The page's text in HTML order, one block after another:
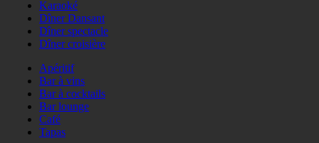
Karaoké
Dîner Dansant
Dîner spectacle
Dîner croisière
Apéritif
Bar à vins
Bar à cocktails
Bar lounge
Café
Tapas